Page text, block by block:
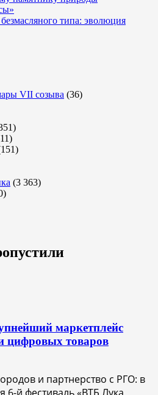
типа: эволюция
VII созыва (36)
(3 363)
маркетплейс
цифровых товаров